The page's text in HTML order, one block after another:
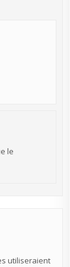
le
utiliseraient